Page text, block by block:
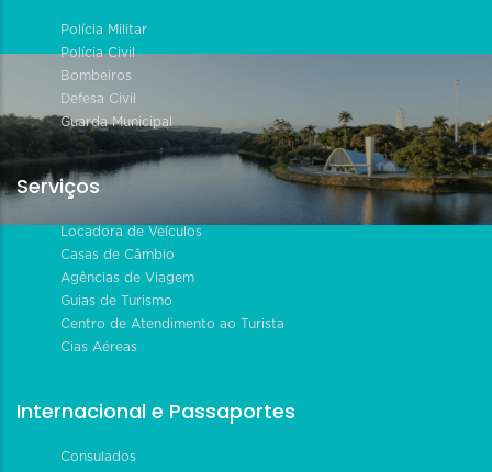
Polícia Militar
Polícia Civil
Bombeiros
Defesa Civil
Guarda Municipal
Serviços
Locadora de Veículos
Casas de Câmbio
Agências de Viagem
Guias de Turismo
Centro de Atendimento ao Turista
Cias Aéreas
Internacional e Passaportes
Consulados